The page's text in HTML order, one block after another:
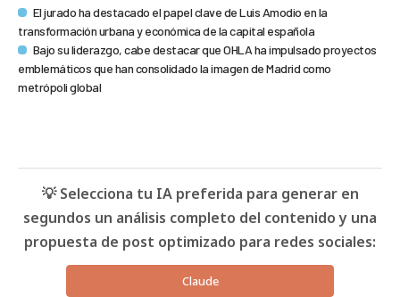
El jurado ha destacado el papel clave de Luis Amodio en la
transformación urbana y económica de la capital española
Bajo su liderazgo, cabe destacar que OHLA ha impulsado proyectos
emblemáticos que han consolidado la imagen de Madrid como
metrópoli global
💡 Selecciona tu IA preferida para generar en
segundos un análisis completo del contenido y una
propuesta de post optimizado para redes sociales:
Claude